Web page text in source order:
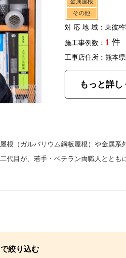
金属屋根
その他
対応地域：東彼
施工事例数： 1 件
工事店住所：熊本
もっと詳し
（ガルバリウム鋼板屋根）や金属系
代目が、若手・ベテラン両職人ととも
絞り込む